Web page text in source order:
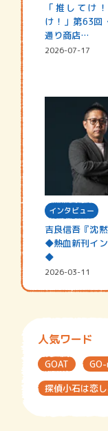
「推してけ
け！」第63
通り商店…
2026-07-17
インタビュー
吉良信吾『沈
◆熱血新刊イ
◆
2026-03-11
人気ワード
GOAT
探偵小石は恋